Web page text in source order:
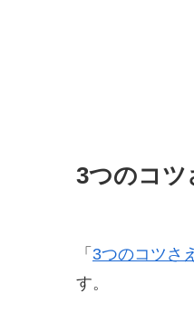
3つのコツ
「 3つのコツさ
す。